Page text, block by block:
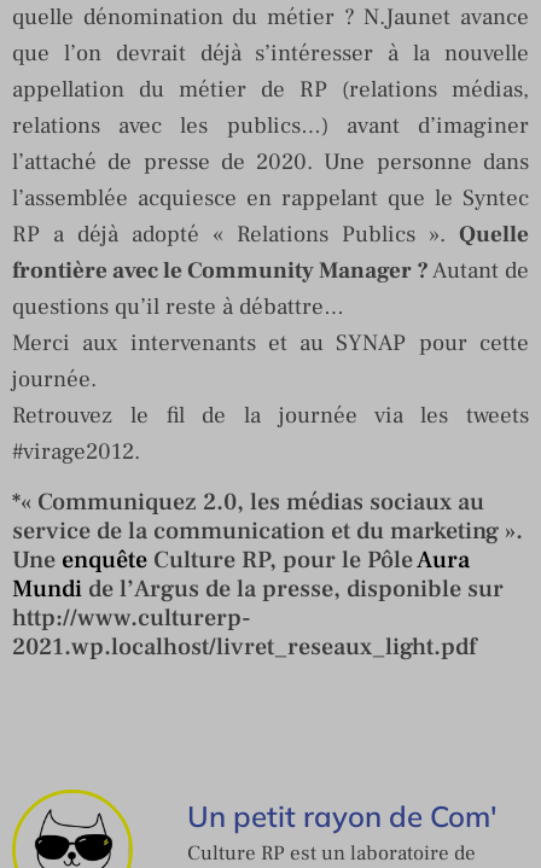
quelle dénomination du métier ? N.Jaunet avance
que l’on devrait déjà s’intéresser à la nouvelle
appellation du métier de RP (relations médias,
relations avec les publics…) avant d’imaginer
l’attaché de presse de 2020. Une personne dans
l’assemblée acquiesce en rappelant que le Syntec
RP a déjà adopté « Relations Publics ». Quelle
frontière avec le Community Manager ?Autant de
questions qu’il reste à débattre…
Merci aux intervenants et au SYNAP pour cette
journée.
Retrouvez le fil de la journée via les tweets
#virage2012.
*« Communiquez 2.0, les médias sociaux au
service de la communication et du marketing ».
Une enquête Culture RP, pour le PôleAura
Mundi de l’Argus de la presse, disponible sur
http://www.culturerp-
2021.wp.localhost/livret_reseaux_light.pdf
Un petit rayon de Com'
Culture RP est un laboratoire de